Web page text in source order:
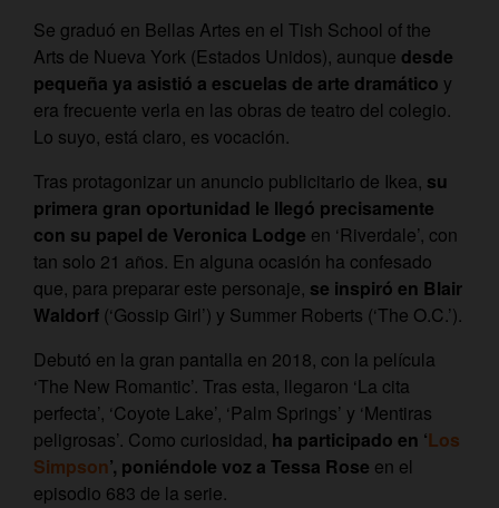
Se graduó en Bellas Artes en el Tish School of the
Arts de Nueva York (Estados Unidos), aunque desde
pequeña ya asistió a escuelas de arte dramático y
era frecuente verla en las obras de teatro del colegio.
Lo suyo, está claro, es vocación.
Tras protagonizar un anuncio publicitario de Ikea, su
primera gran oportunidad le llegó precisamente
con su papel de Veronica Lodge en ‘Riverdale’, con
tan solo 21 años. En alguna ocasión ha confesado
que, para preparar este personaje, se inspiró en Blair
Waldorf (‘Gossip Girl’) y Summer Roberts (‘The O.C.’).
Debutó en la gran pantalla en 2018, con la película
‘The New Romantic’. Tras esta, llegaron ‘La cita
perfecta’, ‘Coyote Lake’, ‘Palm Springs’ y ‘Mentiras
peligrosas’. Como curiosidad, ha participado en ‘Los
Simpson’, poniéndole voz a Tessa Rose en el
episodio 683 de la serie.